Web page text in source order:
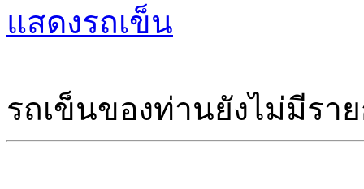
แสดงรถเข็น
รถเข็นของท่านยังไม่มีรา